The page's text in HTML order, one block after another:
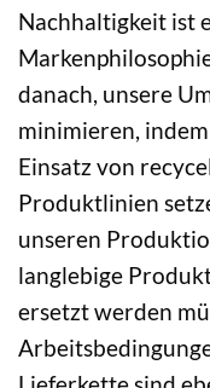
Nachhaltigkeit ist
danach, unsere
minimieren,
Einsatz von
Produktlinien
unseren
langlebige
ersetzt werden